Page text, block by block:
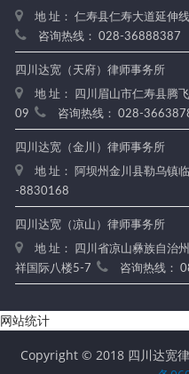
地 址： 仁寿县仁寿大道延伸
咨询热线： 028-36888387
四川达宽（天府）律师事务所
地 址： 四川眉山市仁寿县腾
09
咨询热线： 028-
四川达宽（金川）律师事务所
地 址： 阿坝州金川县勒乌镇
-8830168
四川达宽（凉山）律师事务所
地 址： 四川省凉山彝族自治
祥国际八楼5-7
咨询热线：
网站统计
Copyright © 2018 四川达宽